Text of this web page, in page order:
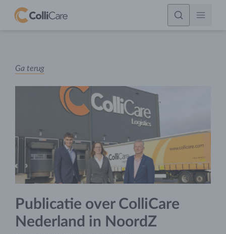
Ga terug
Publicatie over ColliCare
Nederland in NoordZ